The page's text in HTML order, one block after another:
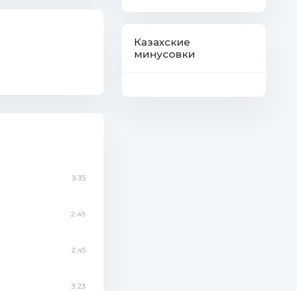
3:35
2:49
2:45
3:23
Казахские
минусовки